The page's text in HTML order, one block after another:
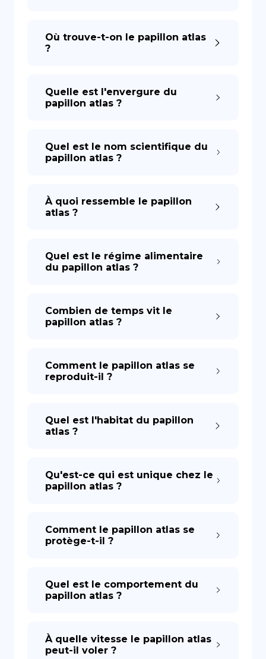
Où trouve-t-on le papillon atlas
?
Quelle est l'envergure du
papillon atlas ?
Quel est le nom scientifique du
papillon atlas ?
À quoi ressemble le papillon
atlas ?
Quel est le régime alimentaire
du papillon atlas ?
Combien de temps vit le
papillon atlas ?
Comment le papillon atlas se
reproduit-il ?
Quel est l'habitat du papillon
atlas ?
Qu'est-ce qui est unique chez le
papillon atlas ?
Comment le papillon atlas se
protège-t-il ?
Quel est le comportement du
papillon atlas ?
À quelle vitesse le papillon atlas
peut-il voler ?